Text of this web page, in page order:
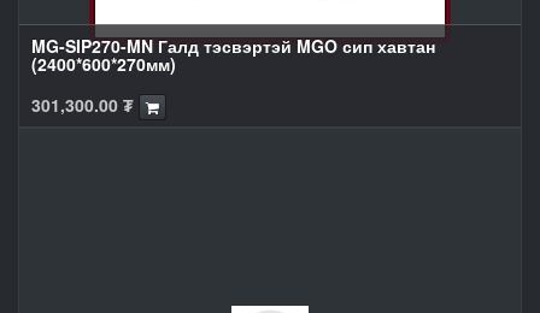
MG-SIP270-MN Галд тэсвэртэй MGO сип хавтан
(2400*600*270мм)
301,300.00 ₮